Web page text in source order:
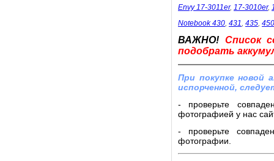
Envy 17-3011er, 17-3010er,
Notebook 430, 431, 435, 450
ВАЖНО! Список
подобрать
При покупке новой
испорченной,
- проверьте
фотографией у нас
- проверьте
фотографии.